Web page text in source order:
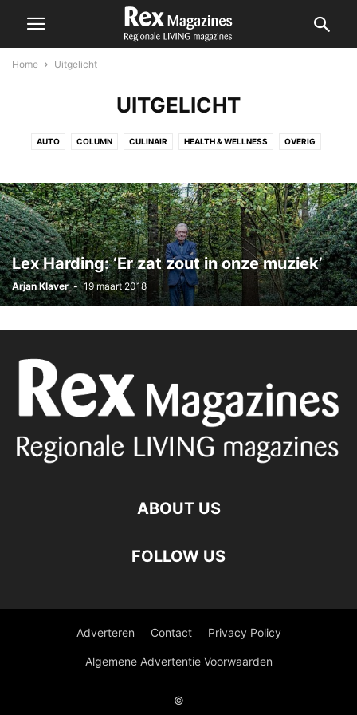
Home Uitgelicht
UITGELICHT
AUTO COLUMN CULINAIR HEALTH & WELLNESS OVERIG
Lex Harding: ‘Er zat zout in onze muziek’
Arjan Klaver - 19 maart 2018
ABOUT US
FOLLOW US
Adverteren Contact Privacy Policy
Algemene Advertentie Voorwaarden
©